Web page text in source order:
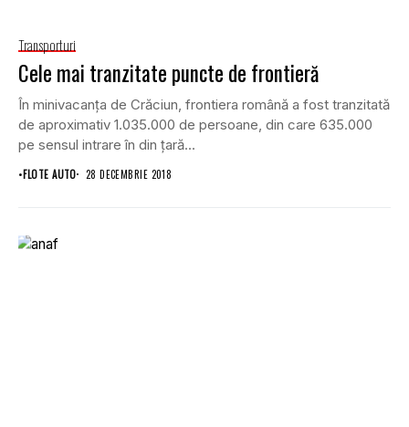
Transporturi
Cele mai tranzitate puncte de frontieră
În minivacanţa de Crăciun, frontiera română a fost tranzitată
de aproximativ 1.035.000 de persoane, din care 635.000
pe sensul intrare în din ţară...
•FLOTE AUTO 28 DECEMBRIE 2018